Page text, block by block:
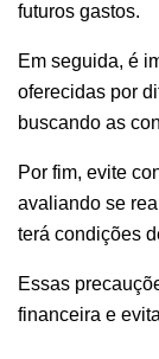
futuros gastos.
Em seguida, é
oferecidas por
buscando as
Por fim, evite
avaliando se
terá condições
Essas
financeira e